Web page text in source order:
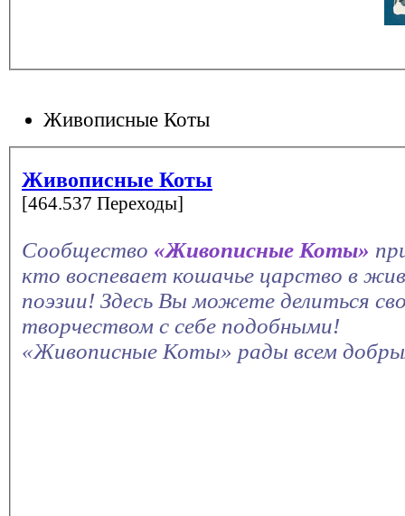
Живописные Коты
Живописные Коты
[464.537 Переходы]
Сообщество «Живописные Коты»
кто воспевает кошачье царство в
поэзии! Здесь Вы можете делиться
творчеством с себе подобными!
«Живописные Коты» рады всем